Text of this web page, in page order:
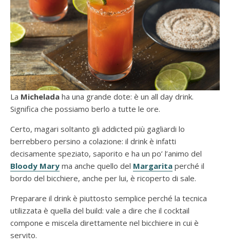
La Michelada ha una grande dote: è un all day drink.
Significa che possiamo berlo a tutte le ore.
Certo, magari soltanto gli addicted più gagliardi lo
berrebbero persino a colazione: il drink è infatti
decisamente speziato, saporito e ha un po’ l’animo del
Bloody Mary ma anche quello del Margarita perché il
bordo del bicchiere, anche per lui, è ricoperto di sale.
Preparare il drink è piuttosto semplice perché la tecnica
utilizzata è quella del build: vale a dire che il cocktail
compone e miscela direttamente nel bicchiere in cui è
servito.